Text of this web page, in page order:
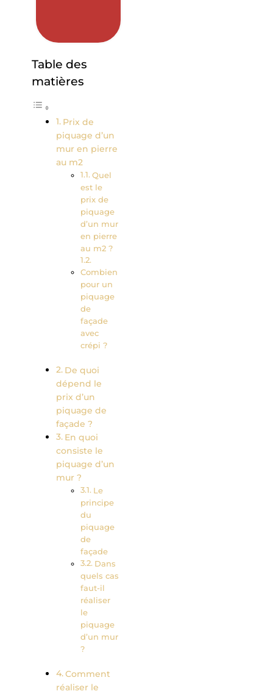
Table des
matières
Prix de
piquage d’un
mur en pierre
au m2
Quel
est le
prix de
piquage
d’un mur
en pierre
au m2 ?
Combien
pour un
piquage
de
façade
avec
crépi ?
De quoi
dépend le
prix d’un
piquage de
façade ?
En quoi
consiste le
piquage d’un
mur ?
Le
principe
du
piquage
de
façade
Dans
quels cas
faut-il
réaliser
le
piquage
d’un mur
?
Comment
réaliser le